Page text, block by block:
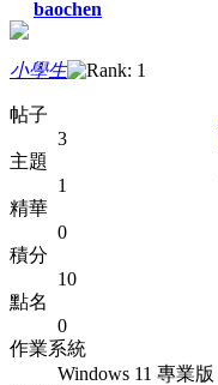
baochen
小學生
帖子
3
主題
1
精華
0
積分
10
點名
0
作業系統
Windows 11 專業版